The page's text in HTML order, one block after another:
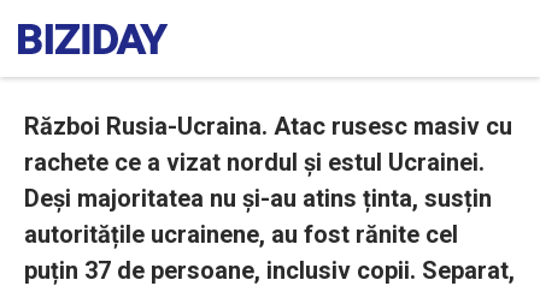
Război Rusia-Ucraina. Atac rusesc masiv cu
rachete ce a vizat nordul și estul Ucrainei.
Deși majoritatea nu și-au atins ținta, susțin
autoritățile ucrainene, au fost rănite cel
puțin 37 de persoane, inclusiv copii. Separat,